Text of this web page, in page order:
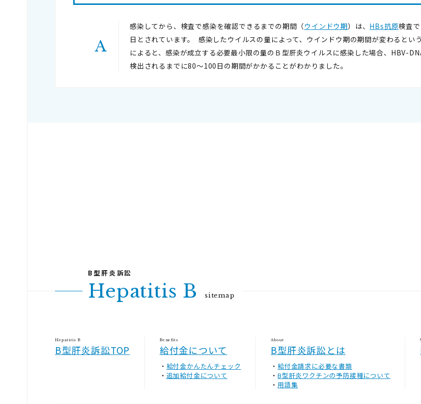
感染してから、検査で感染を確認できるまでの期間（ウインドウ期）は、 HBs抗原検査
日とされています。  感染したウイルスの量によって、ウインドウ期の期間が変わると
によると、感染が成立する必要最小限の量のＢ型肝炎ウイルスに感染した場合、HBV-
検出されるまでに80～100日の期間がかかることがわかりました。
Hepatitis B sitemap
Hepatitis B
B型肝炎訴訟TOP
Benefits
給付金について
給付金かんたんチェック
追加給付金について
About
B型肝炎訴訟とは
給付金請求に必要な書類
B型肝炎ワクチンの予防接種について
用語集